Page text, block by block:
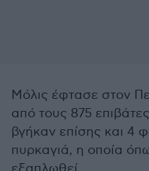
Μόλις έφτασε στον
από τους 875
βγήκαν επίσης και 4
πυρκαγιά, η οποία